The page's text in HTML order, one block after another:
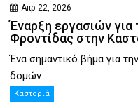
Απρ 22, 2026
Έναρξη εργασιών
Φροντίδας στην
Ένα σημαντικό βήμα για
δομών...
Καστοριά